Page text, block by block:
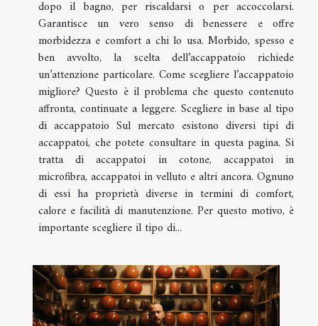
dopo il bagno, per riscaldarsi o per accoccolarsi.
Garantisce un vero senso di benessere e offre
morbidezza e comfort a chi lo usa. Morbido, spesso e
ben avvolto, la scelta dell’accappatoio richiede
un’attenzione particolare. Come scegliere l’accappatoio
migliore? Questo è il problema che questo contenuto
affronta, continuate a leggere. Scegliere in base al tipo
di accappatoio Sul mercato esistono diversi tipi di
accappatoi, che potete consultare in questa pagina. Si
tratta di accappatoi in cotone, accappatoi in
microfibra, accappatoi in velluto e altri ancora. Ognuno
di essi ha proprietà diverse in termini di comfort,
calore e facilità di manutenzione. Per questo motivo, è
importante scegliere il tipo di...